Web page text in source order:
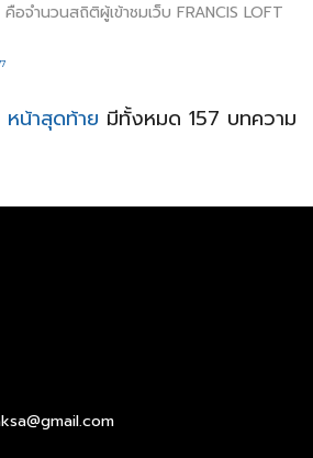
อจำนวนสถิติผู้เข้าชมเว็บ FRANCIS LOFT
หน้าสุดท้าย มีทั้งหมด 157 บทความ